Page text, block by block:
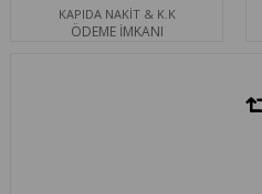
KAPIDA NAKİT & K.K
ÖDEME İMKANI